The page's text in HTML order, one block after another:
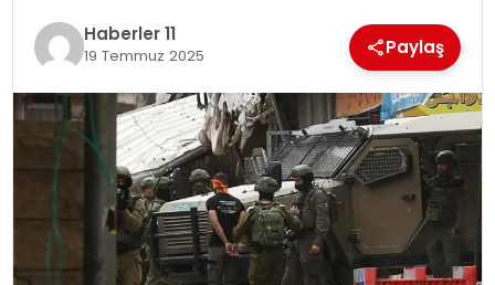
Haberler 11
19 Temmuz 2025 Paylaş